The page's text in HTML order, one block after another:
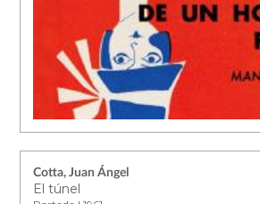
Cotta, Juan Ángel
El túnel